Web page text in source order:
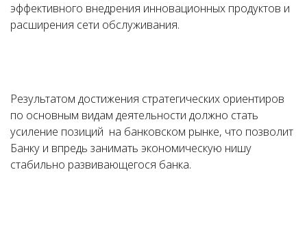
эффективного внедрения инновационных продуктов и
расширения сети обслуживания.
Результатом достижения стратегических ориентиров
по основным видам деятельности должно стать
усиление позиций на банковском рынке, что позволит
Банку и впредь занимать экономическую нишу
стабильно развивающегося банка.